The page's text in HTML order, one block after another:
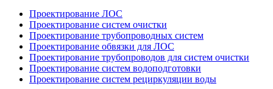
Проектирование ЛОС
Проектирование систем очистки
Проектирование трубопроводных систем
Проектирование обвязки для ЛОС
Проектирование трубопроводов для систем очистки
Проектирование систем водоподготовки
Проектирование систем рециркуляции воды